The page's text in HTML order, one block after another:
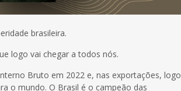
brasileira.
logo vai chegar a todos nós.
Bruto em 2022 e, nas exportações, logo
o mundo. O Brasil é o campeão das